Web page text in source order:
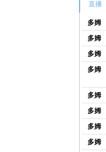
直播
多姆
多姆
多姆
多姆
多姆
多姆
多姆
多姆